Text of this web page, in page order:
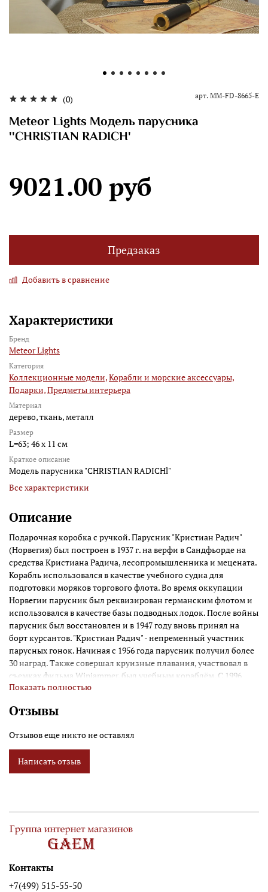
(0) арт. MM-FD-8665-E
Meteor Lights Модель парусника
''CHRISTIAN RADICH'
9021.00 руб
Предзаказ
Добавить в сравнение
Характеристики
Бренд
Meteor Lights
Категория
Коллекционные модели,Корабли и морские аксессуары,
Подарки,Предметы интерьера
Материал
дерево, ткань, металл
Размер
L=63; 46 х 11 см
Краткое описание
Модель парусника "CHRISTIAN RADICHl"
Все характеристики
Описание
Подарочная коробка с ручкой. Парусник "Кристиан Радич"
(Норвегия) был построен в 1937 г. на верфи в Сандфьорде на
средства Кристиана Радича, лесопромышленника и мецената.
Корабль использовался в качестве учебного судна для
подготовки моряков торгового флота. Во время оккупации
Норвегии парусник был реквизирован германским флотом и
использовался в качестве базы подводных лодок. После войны
парусник был восстановлен и в 1947 году вновь принял на
борт курсантов. "Кристиан Радич" - непременный участник
парусных гонок. Начиная с 1956 года парусник получил более
30 наград. Также совершал круизные плавания, участвовал в
съемках фильма Winjammer, был учебным кораблём. С 1996
года корабль стал доступен для всех желающих приобщиться
до 12 лет.
Показать полностью
Отзывы
Отзывов еще никто не оставлял
Написать отзыв
Контакты
+7(499) 515-55-50